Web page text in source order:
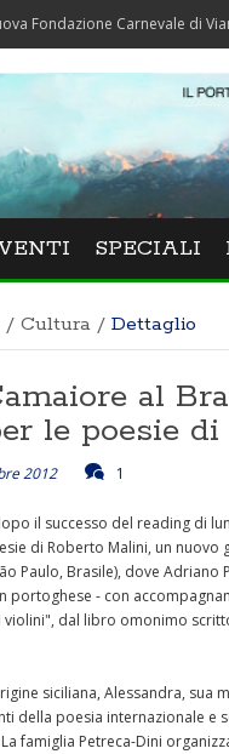
Carnevale di Viareggio
SPECIALI
/ Cultura / Dettaglio
al
le poesie
2012 1
il successo del reading di
di Roberto Malini, un
Paulo, Brasile), dove
portoghese - con
violini", dal libro omonimo
siciliana, Alessandra, sua
della poesia internazionale e
famiglia Petreca-Dini